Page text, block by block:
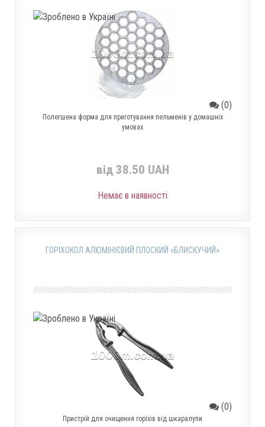
(0)
Полегшена форма для приготування пельменів у домашніх
умовах
від 38.50 UAH
Немає в наявності
ГОРІХОКОЛ АЛЮМІНІЄВИЙ ПЛОСКИЙ «БЛИСКУЧИЙ»
(0)
Пристрій для очищення горіхів від шкаралупи